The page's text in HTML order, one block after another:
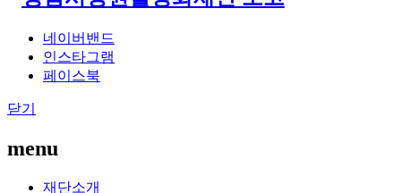
네이버밴드
인스타그램
페이스북
닫기
menu
재단소개